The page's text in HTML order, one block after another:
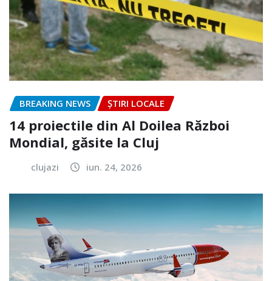
BREAKING NEWS ȘTIRI LOCALE
14 proiectile din Al Doilea Război
Mondial, găsite la Cluj
clujazi iun. 24, 2026